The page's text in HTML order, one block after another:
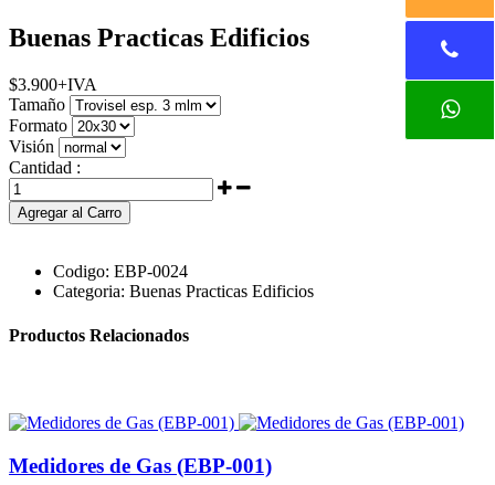
Buenas Practicas Edificios
$3.900+IVA
Tamaño
Formato
Visión
Cantidad :
Agregar al Carro
Codigo: EBP-0024
Categoria: Buenas Practicas Edificios
Productos Relacionados
Medidores de Gas (EBP-001)